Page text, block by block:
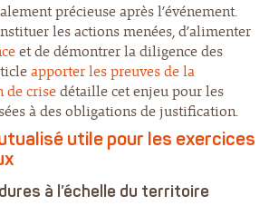
précieuse après l’événement.
les actions menées, d’alimenter
et de démontrer la diligence des
apporter les preuves de la
de crisedétaille cet enjeu pour les
à des obligations de justification.
utile pour les exercices
à l’échelle du territoire